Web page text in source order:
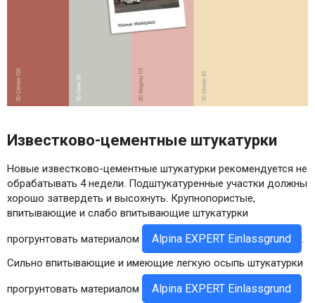
Известково-цементные штукатурки
Новые известково-цементные штукатурки рекомендуется не
обрабатывать 4 недели. Подштукатуренные участки должны
хорошо затвердеть и высохнуть. Крупнопористые,
впитывающие и слабо впитывающие штукатурки
прогрунтовать материалом Alpina EXPERT Einlassgrund
Сильно впитывающие и имеющие легкую осыпь штукатурки
прогрунтовать материалом Alpina EXPERT Einlassgrund